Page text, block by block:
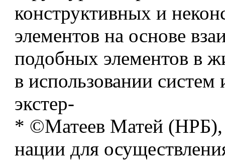
конструктивных и
элементов на основе
подобных элементов в
в использовании систем
экстер-
* ©Матеев Матей (НРБ),
нации для